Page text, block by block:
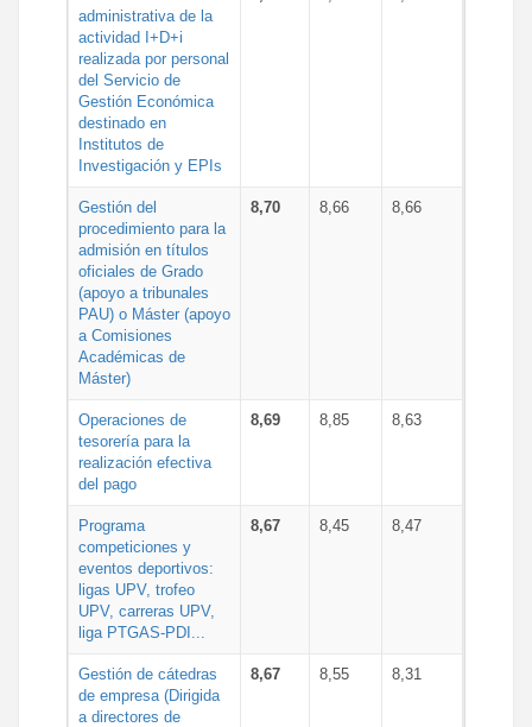
administrativa de la
actividad I+D+i
realizada por personal
del Servicio de
Gestión Económica
destinado en
Institutos de
Investigación y EPIs
Gestión del
procedimiento para la
admisión en títulos
oficiales de Grado
(apoyo a tribunales
PAU) o Máster (apoyo
a Comisiones
Académicas de
Máster)
8,70 8,66 8,66
Operaciones de
tesorería para la
realización efectiva
del pago
8,69 8,85 8,63
Programa
competiciones y
eventos deportivos:
ligas UPV, trofeo
UPV, carreras UPV,
liga PTGAS-PDI...
8,67 8,45 8,47
Gestión de cátedras
de empresa (Dirigida
a directores de
8,67 8,55 8,31